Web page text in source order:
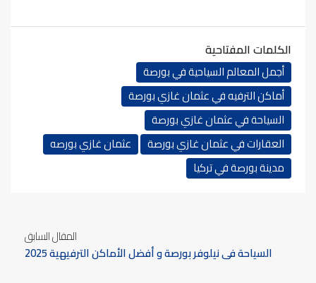
الكلمات المفتاحية
أجمل المعالم السياحية في بورصة
أماكن الترفيه في عثمان غازي بورصة
السياحة في عثمان غازي بورصة
العقارات في عثمان غازي بورصة
عثمان غازي بورصه
مدينة بورصة في تركيا
المقال السابق
السياحة في نيلوفر بورصة و أفضل الأماكن الترفيهية 2025